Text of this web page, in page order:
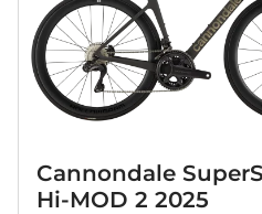
Cannondale
Hi-MOD 2 2025